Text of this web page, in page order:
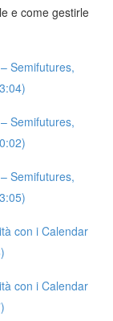
e come gestirle
Semifutures,
Semifutures,
Semifutures,
con i Calendar
con i Calendar